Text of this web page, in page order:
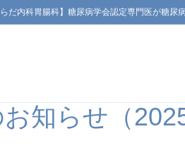
だ内科胃腸科】糖尿病学会認定専門医が糖
知らせ（